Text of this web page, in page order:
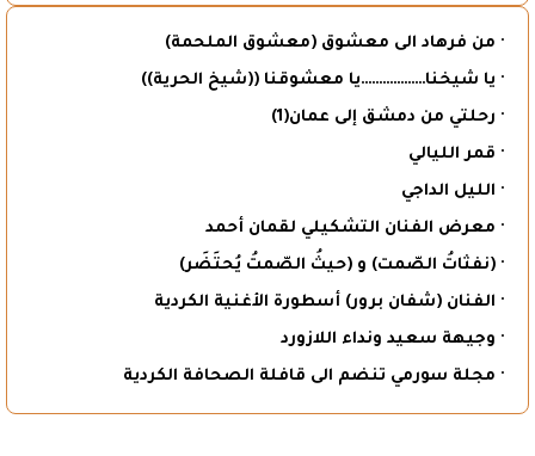
· من فرهاد الى معشوق (معشوق الملحمة)
· يا شيخنا………………يا معشوقنا ((شيخ الحرية))
· رحلتي من دمشق إلى عمان(1)
· قمر الليالي
· الليل الداجي
· معرض الفنان التشكيلي لقمان أحمد
· (نفثاتُ الصّمت) و (حيثُ الصّمتُ يُحتَضَر)
· الفنان (شفان برور) أسطورة الأغنية الكردية
· وجيهة سعيد ونداء اللازورد
· مجلة سورمي تنضم الى قافلة الصحافة الكردية